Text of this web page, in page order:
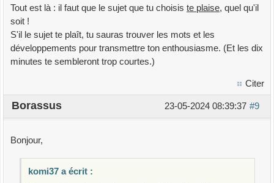
Tout est là : il faut que le sujet que tu choisis te plaise, quel qu'il
soit !
S'il le sujet te plaît, tu sauras trouver les mots et les
développements pour transmettre ton enthousiasme. (Et les dix
minutes te sembleront trop courtes.)
Citer
#9
23-05-2024 08:39:37
Borassus
Bonjour,
komi37 a écrit :